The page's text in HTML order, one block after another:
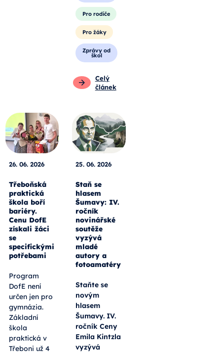
Pro rodiče
Pro žáky
Zprávy od
škol
Celý
článek
26. 06. 2026
Třeboňská
praktická
škola boří
bariéry.
Cenu DofE
získali žáci
se
specifickými
potřebami
Program
DofE není
určen jen pro
gymnázia.
Základní
škola
praktická v
Třeboni už 4
25. 06. 2026
Staň se
hlasem
Šumavy: IV.
ročník
novinářské
soutěže
vyzývá
mladé
autory a
fotoamatéry
Staňte se
novým
hlasem
Šumavy. IV.
ročník Ceny
Emila Kintzla
vyzývá